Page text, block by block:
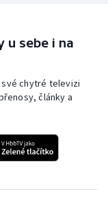
u sebe i na
své chytré televizi
články a